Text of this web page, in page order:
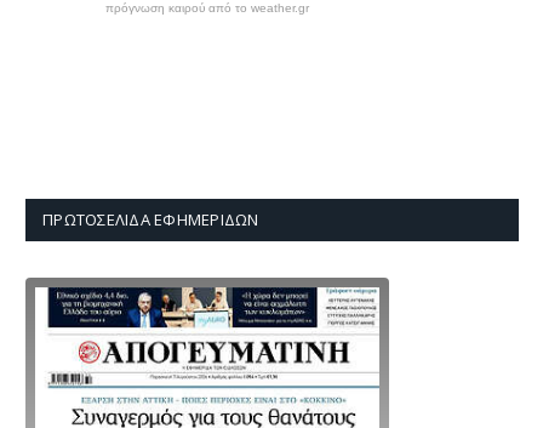
πρόγνωση καιρού από το weather.gr
ΠΡΩΤΟΣΈΛΙΔΑ ΕΦΗΜΕΡΊΔΩΝ